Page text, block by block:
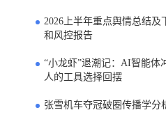
2026上半年重点舆情总结及
和风控报告
“小龙虾”退潮记：AI智能体
人的工具选择回摆
张雪机车夺冠破圈传播学分